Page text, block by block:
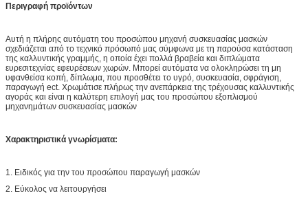
Περιγραφή προϊόντων
Αυτή η πλήρης αυτόματη του προσώπου μηχανή συσκευασίας μασκών
σχεδιάζεται από το τεχνικό πρόσωπό μας σύμφωνα με τη παρούσα κατάσταση
της καλλυντικής γραμμής, η οποία έχει πολλά βραβεία και διπλώματα
ευρεσιτεχνίας εφευρέσεων χωρών. Μπορεί αυτόματα να ολοκληρώσει τη μη
υφανθείσα κοπή, δίπλωμα, που προσθέτει το υγρό, συσκευασία, σφράγιση,
παραγωγή ect. Χρωμάτισε πλήρως την ανεπάρκεια της τρέχουσας καλλυντικής
αγοράς και είναι η καλύτερη επιλογή μας του προσώπου εξοπλισμού
μηχανημάτων συσκευασίας μασκών
Χαρακτηριστικά γνωρίσματα:
1. Ειδικός για την του προσώπου παραγωγή μασκών
2. Εύκολος να λειτουργήσει